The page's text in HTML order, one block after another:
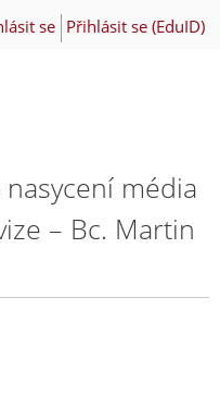
se Přihlásit se (EduID)
média
– Bc. Martin